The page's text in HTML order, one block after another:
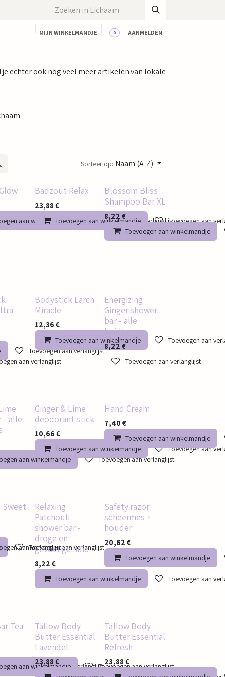
MIJN WINKELMANDJE 0 AANMELDEN
echter ook nog veel meer artikelen van lokale
Sorteer op: Naam (A-Z)
aan winkelmandje Toevoegen aan verlanglijst
Badzout Relax
23,88 €
Toevoegen aan winkelmandje Toevoegen aan
Blossom Bliss
Shampoo Bar XL
8,22 €
Toevoegen aan winkelmandje
Toevoegen aan verlanglijst
aan verlanglijst
Bodystick Larch
Miracle
12,36 €
Toevoegen aan winkelmandje Toevoegen aan
Energizing
Ginger shower
bar - alle
huidtypes
8,22€
Toevoegen aan verlanglijst
- alle
aan winkelmandje Toevoegen aan verlanglijst
Ginger & Lime
deodorant stick
10,66 €
Toevoegen aan winkelmandje Toevoegen aan
Hand Cream
7,40 €
Toevoegen aan winkelmandje
Toevoegen aan verlanglijst
Sweet
aan verlanglijst
Relaxing
Patchouli
shower bar -
droge en
gevoelige huid
8,22 €
Toevoegen aan winkelmandje Toevoegen aan
Safety razor
scheermes +
houder
20,62 €
Toevoegen aan winkelmandje
Toevoegen aan verlanglijst
Tea
aan winkelmandje Toevoegen aan verlanglijst
Tallow Body
Butter Essential
Lavendel
23,88 €
Tallow Body
Butter Essential
Refresh
23,88 €